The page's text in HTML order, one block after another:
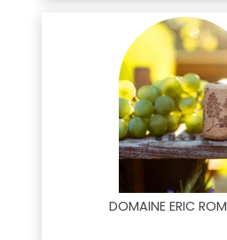
DOMAINE ERIC